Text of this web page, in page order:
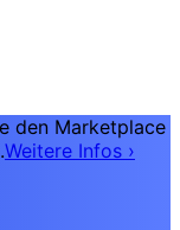
den Marketplace
Weitere Infos ›